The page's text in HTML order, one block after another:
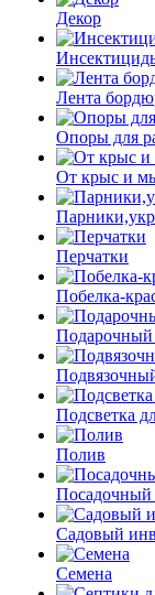
Декор
Лента
Опоры для
От крыс и
Перчатки
Побелка-
Подарочный
Подсветка
Полив
Посадочный
Садовый
Семена